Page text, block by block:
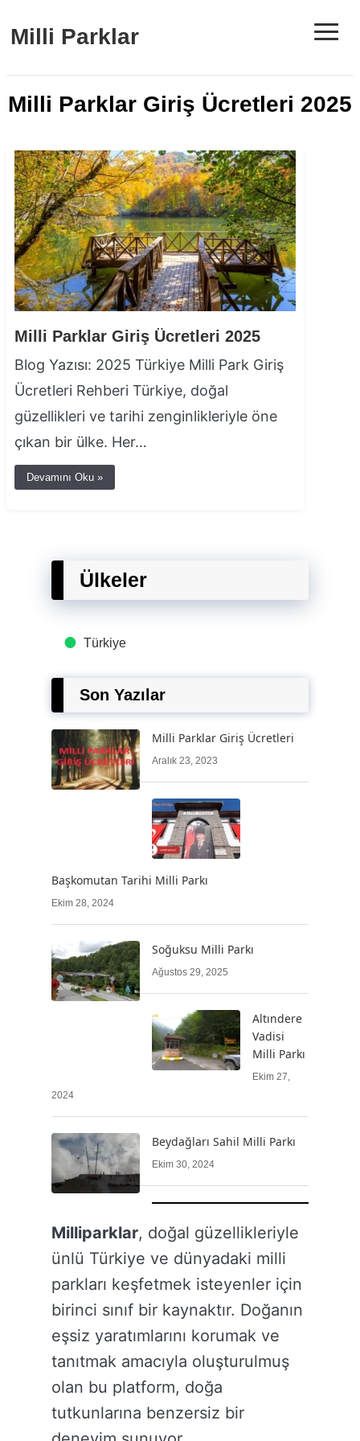
Milli Parklar ≡
Milli Parklar Giriş Ücretleri 2025
Milli Parklar Giriş Ücretleri 2025
Blog Yazısı: 2025 Türkiye Milli Park Giriş
Ücretleri Rehberi Türkiye, doğal
güzellikleri ve tarihi zenginlikleriyle öne
çıkan bir ülke. Her…
Devamını Oku »
Ülkeler
Türkiye
Son Yazılar
Milli Parklar Giriş Ücretleri
Aralık 23, 2023
Başkomutan Tarihi Milli Parkı
Ekim 28, 2024
Soğuksu Milli Parkı
Ağustos 29, 2025
Altındere
Vadisi
Milli Parkı
Ekim 27,
2024
Beydağları Sahil Milli Parkı
Ekim 30, 2024
Milliparklar, doğal güzellikleriyle
ünlü Türkiye ve dünyadaki milli
parkları keşfetmek isteyenler için
birinci sınıf bir kaynaktır. Doğanın
eşsiz yaratımlarını korumak ve
tanıtmak amacıyla oluşturulmuş
olan bu platform, doğa
tutkunlarına benzersiz bir